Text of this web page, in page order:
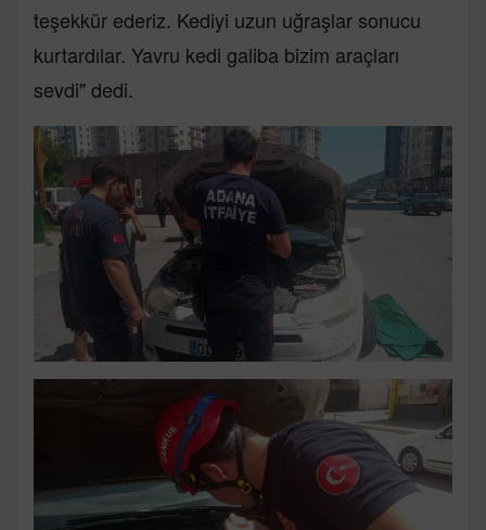
teşekkür ederiz. Kediyi uzun uğraşlar sonucu
kurtardılar. Yavru kedi galiba bizim araçları
sevdi" dedi.